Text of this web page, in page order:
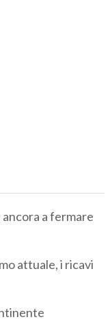
a fermare
attuale, i ricavi